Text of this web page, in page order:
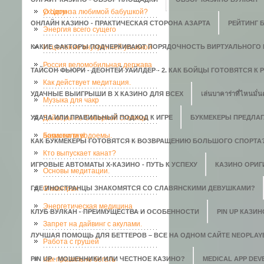
ОНЛАЙН КАЗИНО - ПРАКТИЧЕСКАЯ СТОРОНА АЗАРТА РЕЙТИНГ
КАКИЕ ФАКТОРЫ ПОДЧЕРКИВАЮТ ПОРЯДОЧНОСТЬ ВИРТУАЛЬНОГО
ТАЙСОН ФЬЮРИ - ДЕОНТЕЙ УАЙЛДЕР - 2. КАК БОЙЦЫ ГОТОВЯТСЯ К
УДАЧНЫЕ ВЫИГРЫШИ В X КАЗИНО ДЛЯ ВСЕХ เล่นบาคาร่าที่ไหนมั่น
УДАЧА ИЛИ ПРАВИЛЬНЫЙ ПОДХОД К ИГРЕ БУКМЕКЕРЫ
КАК БУКМЕКЕРЫ ГОТОВЯТСЯ К ВОЗВРАЩЕНИЮ БОЛЬШОГО
ИГРОВЫЕ АВТОМАТЫ Х-КАЗИНО - ПУТЬ К УСПЕХУ КАЗИНО
ГДЕ ИНОСТРАНЦЫ ЗНАКОМЯТСЯ СО СЛАВЯНСКИМИ ДЕВУШКАМИ?
КЛУБ ВУЛКАН - ПРЕИМУЩЕСТВА И ОСОБЕННОСТИ PIN UP
ЛУЧШАЯ ПОМОЩЬ ДЛЯ БЕТТЕРОВ – ВСЕ НА ОДНОМ САЙТЕ
PIN UP - МОШЕННИКИ ИЛИ ЧЕСТНОЕ КАЗИНО? MEDICAL APP
уходом за любимой бабушкой?
О Цигун
Энергия всего сущего
Исцеление внутренней улыбкой
Россия веломобильная держава
Как действует медитация.
Музыка для чакр
Дайверы из Северной столицы
почистили водоемы.
Баранки гну!
Кто выпускает канат?
Основы медитации.
О мантрах
Энергетическая медицина
Запрет на дайвинг с акулами.
Работа с грушей
Как правильно бегать